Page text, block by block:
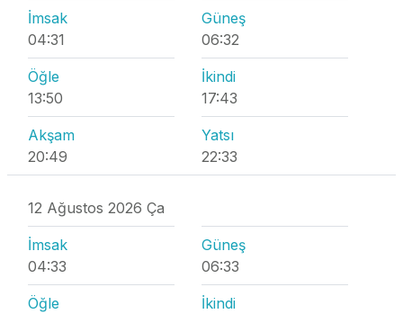
İmsak
04:31
Güneş
06:32
Öğle
13:50
İkindi
17:43
Akşam
20:49
Yatsı
22:33
12 Ağustos 2026 Ça
İmsak
04:33
Güneş
06:33
Öğle
İkindi